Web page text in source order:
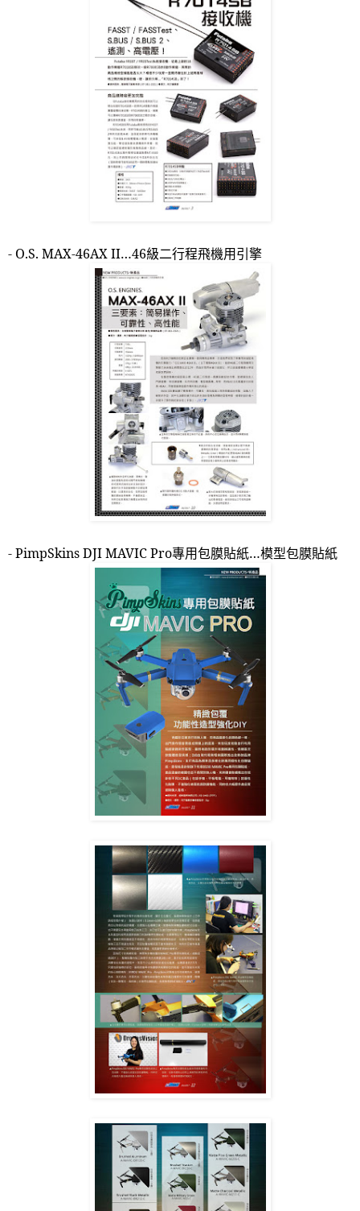
- O.S. MAX-46AX II…46級二行程飛機用引擎
-PimpSkins DJI MAVIC Pro專用包膜貼紙…模型包膜貼紙